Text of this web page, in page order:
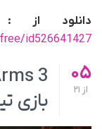
دانلود از
free/id526641427
05
از
بازی